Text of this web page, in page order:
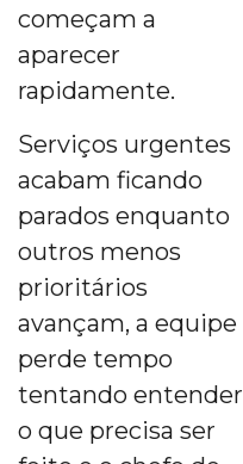
começam a
aparecer
rapidamente.
Serviços urgentes
acabam ficando
parados enquanto
outros menos
prioritários
avançam, a equipe
perde tempo
tentando entender
o que precisa ser